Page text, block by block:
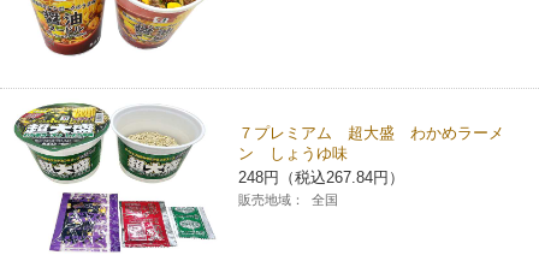
自転車シェアリング（店舗限定）
モバイルバッテリーシェアリング（店舗限定）
モバイルWi-Fiバッテリーシェアリング（店舗限定）
荷物預かりサービス「ecbocloakエクボクローク」（店舗限定）
セブン-イレブンの歴史
７プレミアム 超大盛 わかめラーメ
ン しょうゆ味
248円（税込267.84円）
販売地域： 全国